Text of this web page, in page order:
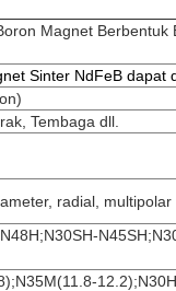
Magnet Berbentuk
Sinter NdFeB dapat
Tembaga dll.
radial, multipolar